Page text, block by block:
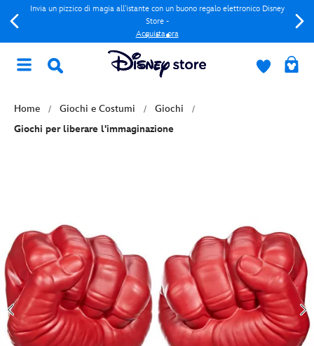
Invia un pizzico di magia all'istante con un buono regalo elettronico Disney
Store -
Acquista ora
Home Giochi e Costumi
Giochi
Giochi per liberare l'immaginazione